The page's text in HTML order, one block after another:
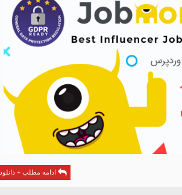
ادامه مطلب + دانلود